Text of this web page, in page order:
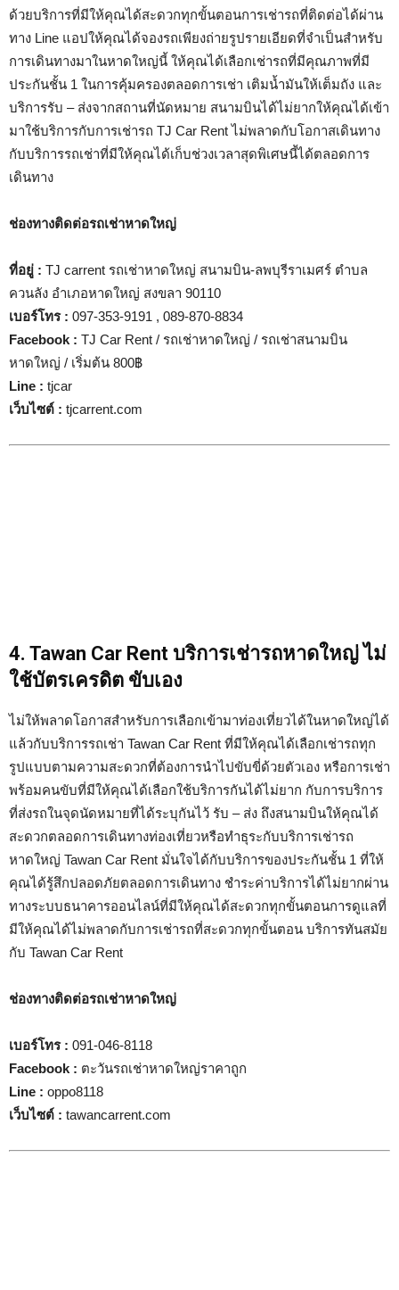
ด้วยบริการที่มีให้คุณได้สะดวกทุกขั้นตอนการเช่ารถที่ติดต่อได้ผ่าน
ทาง Line แอปให้คุณได้จองรถเพียงถ่ายรูปรายเอียดที่จำเป็นสำหรับ
การเดินทางมาในหาดใหญ่นี้ ให้คุณได้เลือกเช่ารถที่มีคุณภาพที่มี
ประกันชั้น 1 ในการคุ้มครองตลอดการเช่า เติมน้ำมันให้เต็มถัง และ
บริการรับ – ส่งจากสถานที่นัดหมาย สนามบินได้ไม่ยากให้คุณได้เข้า
มาใช้บริการกับการเช่ารถ TJ Car Rent ไม่พลาดกับโอกาสเดินทาง
กับบริการรถเช่าที่มีให้คุณได้เก็บช่วงเวลาสุดพิเศษนี้ได้ตลอดการ
เดินทาง
ช่องทางติดต่อรถเช่าหาดใหญ่
ที่อยู่ : TJ carrent รถเช่าหาดใหญ่ สนามบิน-ลพบุรีราเมศร์ ตำบล
ควนลัง อำเภอหาดใหญ่ สงขลา 90110
เบอร์โทร : 097-353-9191 , 089-870-8834
Facebook : TJ Car Rent / รถเช่าหาดใหญ่ / รถเช่าสนามบิน
หาดใหญ่ / เริ่มต้น 800฿
Line : tjcar
เว็บไซต์ : tjcarrent.com
4. Tawan Car Rent บริการเช่ารถหาดใหญ่ ไม่
ใช้บัตรเครดิต ขับเอง
ไม่ให้พลาดโอกาสสำหรับการเลือกเข้ามาท่องเที่ยวได้ในหาดใหญ่ได้
แล้วกับบริการรถเช่า Tawan Car Rent ที่มีให้คุณได้เลือกเช่ารถทุก
รูปแบบตามความสะดวกที่ต้องการนำไปขับขี่ด้วยตัวเอง หรือการเช่า
พร้อมคนขับที่มีให้คุณได้เลือกใช้บริการกันได้ไม่ยาก กับการบริการ
ที่ส่งรถในจุดนัดหมายที่ได้ระบุกันไว้ รับ – ส่ง ถึงสนามบินให้คุณได้
สะดวกตลอดการเดินทางท่องเที่ยวหรือทำธุระกับบริการเช่ารถ
หาดใหญ่ Tawan Car Rent มั่นใจได้กับบริการของประกันชั้น 1 ที่ให้
คุณได้รู้สึกปลอดภัยตลอดการเดินทาง ชำระค่าบริการได้ไม่ยากผ่าน
ทางระบบธนาคารออนไลน์ที่มีให้คุณได้สะดวกทุกขั้นตอนการดูแลที่
มีให้คุณได้ไม่พลาดกับการเช่ารถที่สะดวกทุกขั้นตอน บริการทันสมัย
กับ Tawan Car Rent
ช่องทางติดต่อรถเช่าหาดใหญ่
เบอร์โทร : 091-046-8118
Facebook : ตะวันรถเช่าหาดใหญ่ราคาถูก
Line : oppo8118
เว็บไซต์ : tawancarrent.com